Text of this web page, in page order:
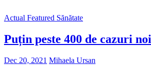
Actual Featured Sănătate
Puțin peste 400 de cazuri
Dec 20, 2021 Mihaela Ursan